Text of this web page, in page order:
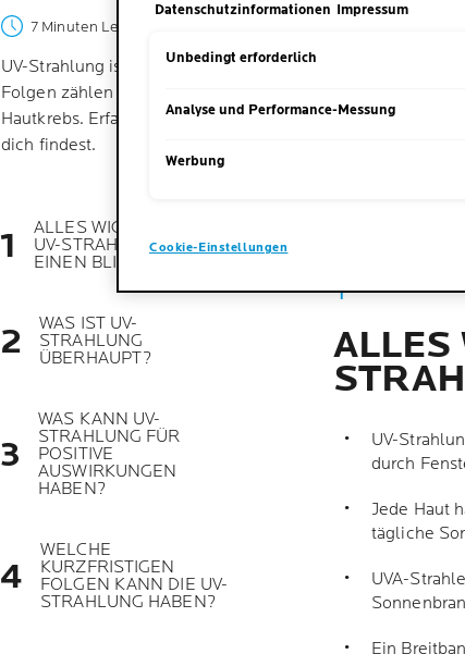
7 Minuten Lesezeit
UV-Strahlung ist in kleinen Dosen gut, aber sie kann sich
Folgen zählen Sonnenbrand und Sonnenallergie,
Hautkrebs. Erfahre hier mehr über die Folgen intensiver
dich findest.
ALLES WICHTIGE ÜBER
UV-STRAHLUNG AUF
EINEN BLICK
WAS IST UV-
STRAHLUNG
ÜBERHAUPT?
WAS KANN UV-
STRAHLUNG FÜR
POSITIVE
AUSWIRKUNGEN
HABEN?
WELCHE
KURZFRISTIGEN
FOLGEN KANN DIE UV-
STRAHLUNG HABEN?
ALLES
UV-
durch
Jede Haut
tägliche
UVA-
Ein
Datenschutzinformationen Impressum
Unbedingt erforderlich
Analyse und Performance-Messung
Werbung
Cookie-Einstellungen